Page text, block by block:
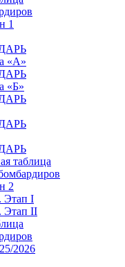
1
«А»
«Б»
таблица
2
I
II
2026